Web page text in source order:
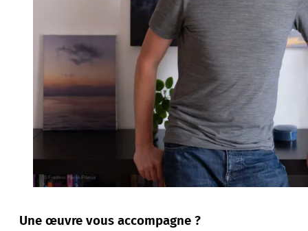
Une œuvre vous accompagne ?